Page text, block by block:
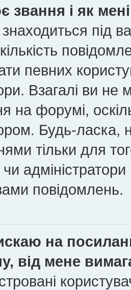
звання і як
під
певних
Взагалі ви
на форумі,
Будь-
тільки для
повідомлень.
на
від мене